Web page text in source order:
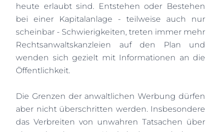
heute erlaubt sind. Entstehen oder Bestehen
bei einer Kapitalanlage - teilweise auch nur
scheinbar - Schwierigkeiten, treten immer mehr
Rechtsanwaltskanzleien auf den Plan und
wenden sich gezielt mit Informationen an die
Öffentlichkeit.
Die Grenzen der anwaltlichen Werbung dürfen
aber nicht überschritten werden. Insbesondere
das Verbreiten von unwahren Tatsachen über